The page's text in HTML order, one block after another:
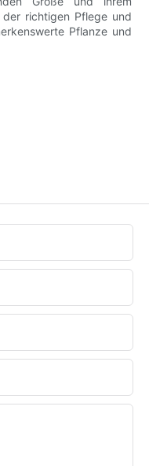
richtigen Pflege und
Pflanze und